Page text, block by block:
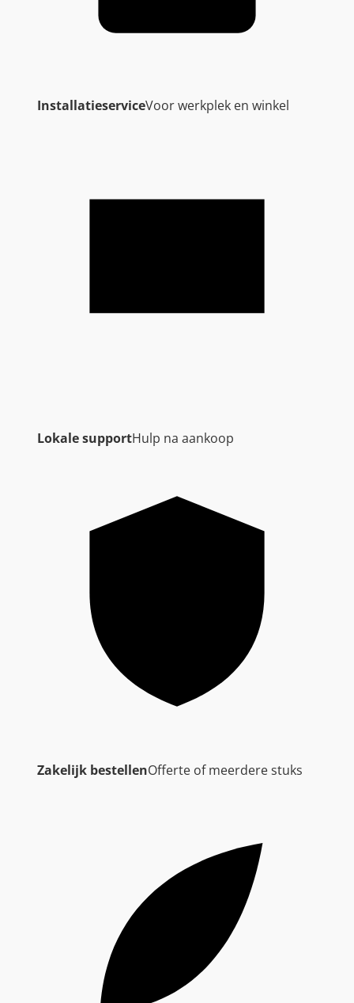
InstallatieserviceVoor werkplek en winkel
Lokale supportHulp na aankoop
Zakelijk bestellenOfferte of meerdere stuks